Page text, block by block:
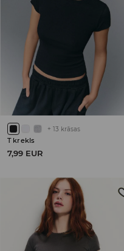
+ 13 krāsas
T krekls
7,99 EUR